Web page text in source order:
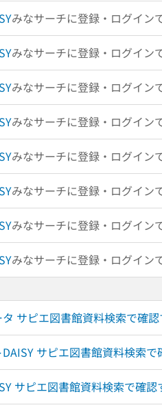
みなサーチに登録・ログイン
みなサーチに登録・ログイン
みなサーチに登録・ログイン
みなサーチに登録・ログイン
みなサーチに登録・ログイン
みなサーチに登録・ログイン
みなサーチに登録・ログイン
みなサーチに登録・ログイン
サピエ図書館資料検索で確
サピエ図書館資料検索
サピエ図書館資料検索で確